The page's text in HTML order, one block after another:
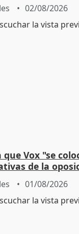
02/08/2026
Vox "se
de la
01/08/2026